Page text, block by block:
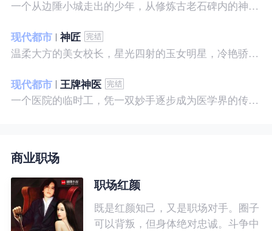
一个从边陲小城走出的少年，从修炼古老石碑内的神秘一式开始，一路高歌狂飙，打造一片属于自己的天下……
现代都市
神匠
温柔大方的美女校长，星光四射的玉女明星，冷艳骄傲的美女特工，一个二个，全都跑来，撒娇撒赖的要他做她们的私房保镖，这是为什么呢？
现代都市
王牌神医
一个医院的临时工，凭一双妙手逐步成为医学界的传奇！ 一个社会底层的小人物，靠一腔热血成为人世间的枭王！ 当佛已经无能为力，便由我来普渡众生——杨风。
商业职场
职场红颜
既是红颜知己，又是职场对手。圈子
可以背叛，但身体绝对忠诚。斗争中